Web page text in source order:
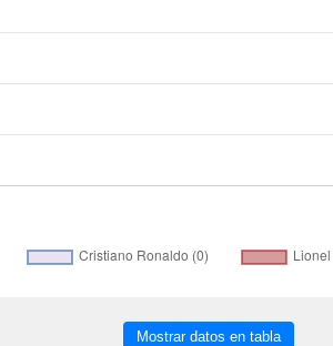
Mostrar datos en tabla